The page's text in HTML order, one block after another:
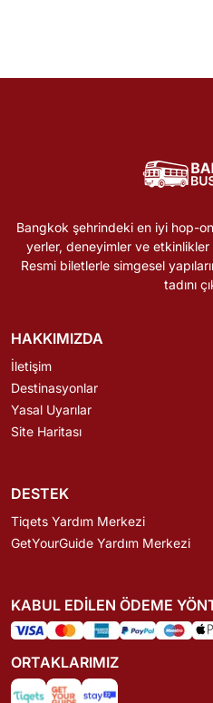
Bangkok şehrindeki en iyi hop-
yerler, deneyimler ve etkinlikler
Resmi biletlerle simgesel
tadını
HAKKIMIZDA
İletişim
Destinasyonlar
Yasal Uyarılar
Site Haritası
DESTEK
Tiqets Yardım Merkezi
GetYourGuide Yardım Merkezi
KABUL EDILEN ÖDEME
ORTAKLARIMIZ